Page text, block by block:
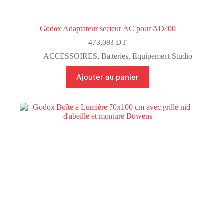
Godox Adaptateur secteur AC pour AD400
473,083DT
ACCESSOIRES, Batteries, Equipement Studio
Ajouter au panier